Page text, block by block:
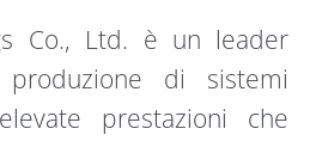
Co., Ltd. è un leader
di sistemi
prestazioni che